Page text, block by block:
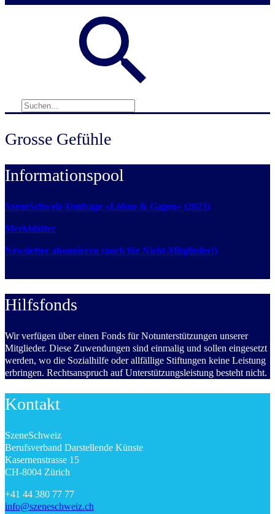
Grosse Gefühle
Informationspool
SzeneSchweiz-Umfrage «Löhne & Gagen» (2023)
Merkblätter
Newsletter abonnieren (auch für Nicht-Mitglieder!)
Hilfsfonds
Wir verfügen über einen Fonds für Notunterstützungen unserer
Mitglieder. Diese Zuwendungen sind einmalig und sollen eingesetzt
werden, wo die Sozialhilfe oder allfällige Stiftungen keine Leistung
erbringen. Rechtsanspruch auf Unterstützungsleistung besteht nicht.
Kontakt
SzeneSchweiz
Berufsverband Darstellende Künste
Kasernenstrasse 15
CH-8004 Zürich
+41 44 380 77 77
info@szeneschweiz.ch